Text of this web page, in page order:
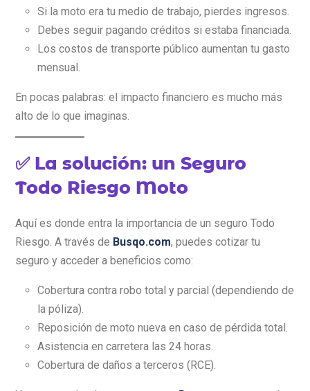
Si la moto era tu medio de trabajo, pierdes ingresos.
Debes seguir pagando créditos si estaba financiada.
Los costos de transporte público aumentan tu gasto
mensual.
En pocas palabras: el impacto financiero es mucho más
alto de lo que imaginas.
✅ La solución: un Seguro
Todo Riesgo Moto
Aquí es donde entra la importancia de un seguro Todo
Riesgo. A través de Busqo.com, puedes cotizar tu
seguro y acceder a beneficios como:
Cobertura contra robo total y parcial (dependiendo de
la póliza).
Reposición de moto nueva en caso de pérdida total.
Asistencia en carretera las 24 horas.
Cobertura de daños a terceros (RCE).